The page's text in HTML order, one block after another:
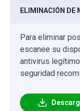
ELIMINACIÓN DE
Para eliminar
escanee su
antivirus
seguridad